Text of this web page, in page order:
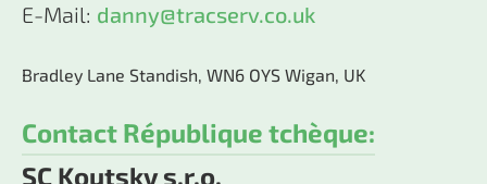
E-Mail: danny@tracserv.co.uk
Bradley Lane Standish, WN6 OYS Wigan, UK
Contact République tchèque:
SC Koutsky s.r.o.